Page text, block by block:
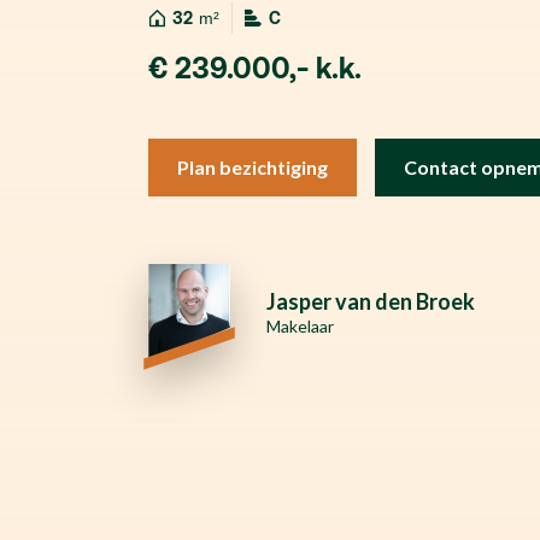
32 m² C
€ 239.000,- k.k.
Plan bezichtiging Contact
Jasper van den Broek
Makelaar